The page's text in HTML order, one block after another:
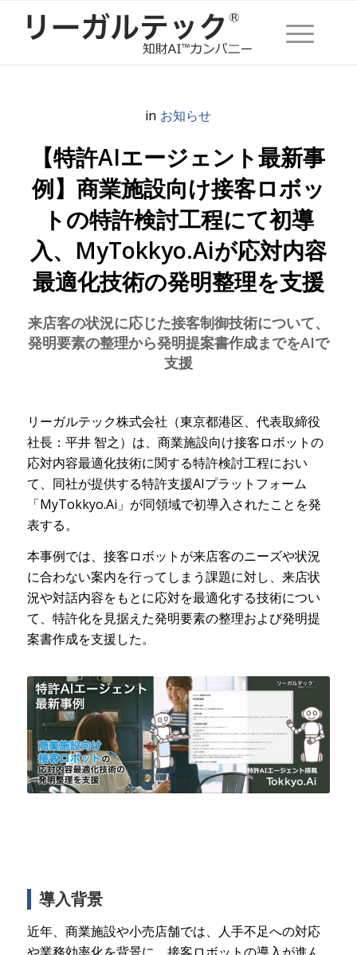
in お知らせ
【特許AIエージェント最新事
例】商業施設向け接客ロボッ
トの特許検討工程にて初導
入、MyTokkyo.Aiが応対内容
最適化技術の発明整理を支援
来店客の状況に応じた接客制御技術について、
発明要素の整理から発明提案書作成までをAIで
支援
リーガルテック株式会社（東京都港区、代表取締役
社長：平井 智之）は、商業施設向け接客ロボットの
応対内容最適化技術に関する特許検討工程におい
て、同社が提供する特許支援AIプラットフォーム
「MyTokkyo.Ai」が同領域で初導入されたことを発
表する。
本事例では、接客ロボットが来店客のニーズや状況
に合わない案内を行ってしまう課題に対し、来店状
況や対話内容をもとに応対を最適化する技術につい
て、特許化を見据えた発明要素の整理および発明提
案書作成を支援した。
導入背景
近年、商業施設や小売店舗では、人手不足への対応